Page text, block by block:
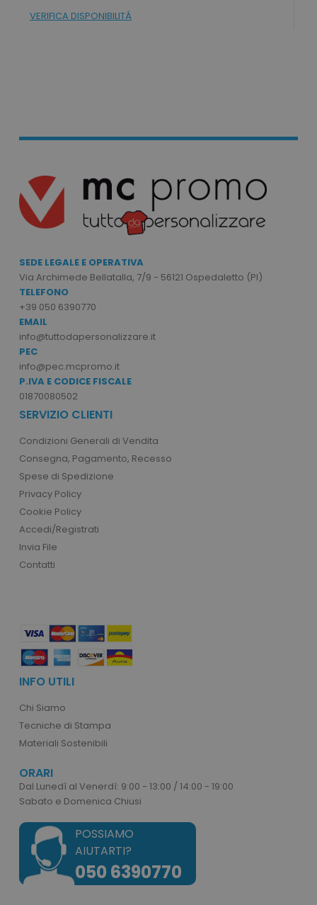
VERIFICA DISPONIBILITÁ
SEDE LEGALE E OPERATIVA
Via Archimede Bellatalla, 7/9 - 56121 Ospedaletto (PI)
TELEFONO
+39 050 6390770
EMAIL
info@tuttodapersonalizzare.it
PEC
info@pec.mcpromo.it
P.IVA E CODICE FISCALE
01870080502
SERVIZIO CLIENTI
Condizioni Generali di Vendita
Consegna, Pagamento, Recesso
Spese di Spedizione
Privacy Policy
Cookie Policy
Accedi/Registrati
Invia File
Contatti
INFO UTILI
Chi Siamo
Tecniche di Stampa
Materiali Sostenibili
ORARI
Dal Lunedì al Venerdì: 9:00 - 13:00 / 14:00 - 19:00
Sabato e Domenica Chiusi
POSSIAMO
AIUTARTI?
050 6390770
correttamente senza i cookie strettamente
necessari.
Nome
mage-cache-sessid
Adobe Inc.
recently_compared_product
Google Privacy Policy